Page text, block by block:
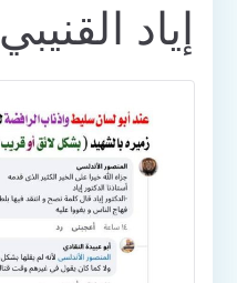
إياد القنيبي